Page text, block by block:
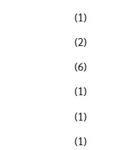
(1)
(2)
(6)
(1)
(1)
(1)